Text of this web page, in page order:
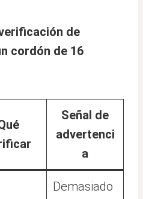
de
cordón de 16
Señal de
advertenci
a
Demasiado